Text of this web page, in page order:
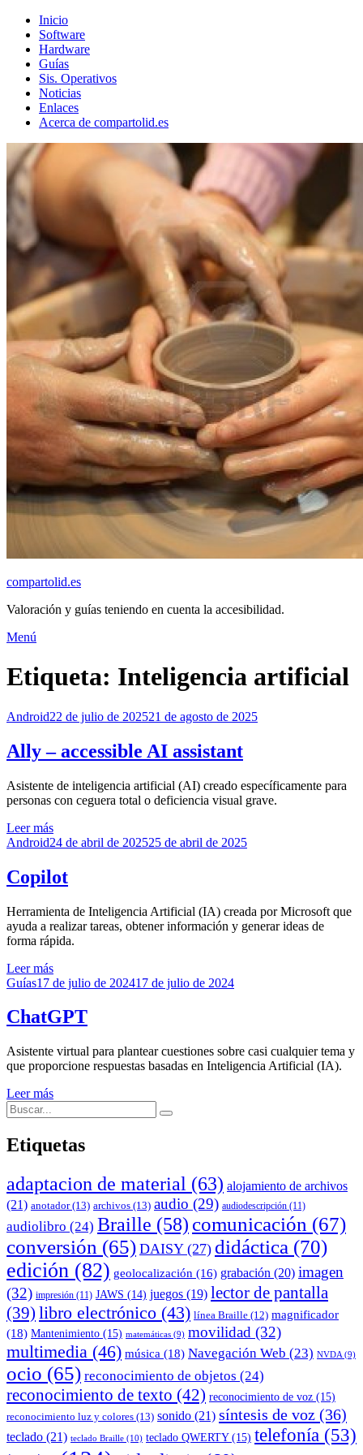
Inicio
Software
Hardware
Guías
Sis. Operativos
Noticias
Enlaces
Acerca de compartolid.es
compartolid.es
Valoración y guías teniendo en cuenta la accesibilidad.
Saltar
contenido
Menú
Etiqueta: Inteligencia artificial
AndroidPublicado
22 de julio de 202521 de agosto de 2025
Ally – accessible AI assistant
Asistente de inteligencia artificial (AI) creado específicamente para
personas con ceguera total o deficiencia visual grave.
Leer más
AndroidPublicado
24 de abril de 202525 de abril de 2025
Copilot
Herramienta de Inteligencia Artificial (IA) creada por Microsoft que
ayuda a realizar tareas, obtener información y generar ideas de
forma rápida.
Leer más
GuíasPublicado
17 de julio de 202417 de julio de 2024
ChatGPT
Asistente virtual para plantear cuestiones sobre casi cualquier tema y
que proporcione respuestas basadas en Inteligencia Artificial (IA).
Leer más
Buscar:
Buscar
Etiquetas
adaptacion de material (63) alojamiento de archivos
(21) anotador(13) archivos (13) audio (29) audiodescripción (11)
audiolibro (24) Braille (58) comunicación (67)
conversión (65) DAISY(27) didáctica (70)
edición (82) geolocalización (16) grabación (20) imagen
(32) impresión (11) JAWS (14) juegos (19) lector de pantalla
(39) libro electrónico (43) línea Braille (12) magnificador
(18) Mantenimiento (15) matemáticas (9) movilidad (32)
multimedia (46) música (18) Navegación Web (23) NVDA (9)
ocio (65) reconocimiento de objetos (24)
reconocimiento de texto (42) reconocimiento de voz (15)
reconocimiento luz y colores (13) sonido (21) síntesis de voz (36)
teclado (21) teclado Braille (10) teclado QWERTY(15) telefonía (53)